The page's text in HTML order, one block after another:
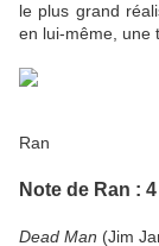
le plus grand
en lui-même, une
Ran
Note de Ran : 4
Dead Man (Jim